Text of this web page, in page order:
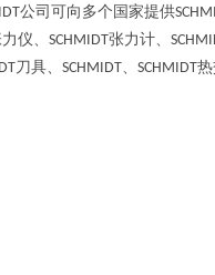
公司可向多个国家提供
仪、 SCHMIDT张力计、
刀具、 SCHMIDT、 SCHMIDT热